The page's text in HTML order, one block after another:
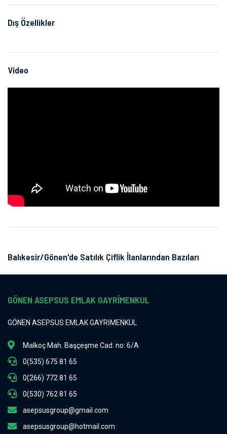
Dış Özellikler
Video
Balıkesir/Gönen'de Satılık Çiflik İlanlarından Bazıları
GÖNEN ASEPSUS EMLAK GAYRİMENKUL
GÖNEN ASEPSUS EMLAK GAYRİMENKUL
Malkoç Mah. Başçeşme Cad. no: 6/A
0(535) 675 81 65
0(266) 772 81 65
0(530) 762 81 65
asepsusgroup@gmail.com
asepsusgroup@hotmail.com